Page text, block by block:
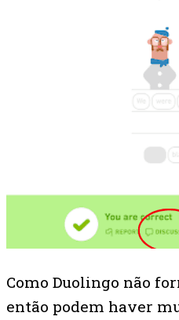
Como Duolingo não
então podem haver